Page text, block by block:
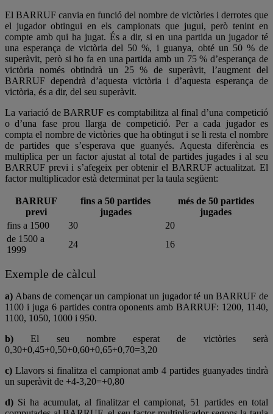
El BARRUF canvia en funció del nombre de victòries i derrotes que
el jugador obtingui en els campionats que jugui, però tenint en
compte amb qui ha jugat. És a dir, si en una partida un jugador té
una esperança de victòria del 50 %, i guanya, obté un 50 % de
superàvit, però si ho fa en una partida amb un 75 % d’esperança de
victòria només obtindrà un 25 % de superàvit, l’augment del
BARRUF dependrà d’aquesta victòria i d’aquesta esperança de
victòria, és a dir, del seu superàvit.
La variació de BARRUF es comptabilitza al final d’una competició
o d’una fase prou llarga de competició. Per a cada jugador es
compta el nombre de victòries que ha obtingut i se li resta el nombre
de partides que s’esperava que guanyés. Aquesta diferència es
multiplica per un factor ajustat al total de partides jugades i al seu
BARRUF previ i s’afegeix per obtenir el BARRUF actualitzat. El
factor multiplicador està determinat per la taula següent:
BARRUF
previ
fins a 50 partides
jugades
més de 50 partides
jugades
fins a 1500
30
20
de 1500 a
1999
24 16
Exemple de càlcul
a) Abans de començar un campionat un jugador té un BARRUF de
1100 i juga 6 partides contra oponents amb BARRUF: 1200, 1140,
1100, 1050, 1000 i 950.
b) El seu nombre esperat de victòries serà
0,30+0,45+0,50+0,60+0,65+0,70=3,20
c) Llavors si finalitza el campionat amb 4 partides guanyades tindrà
un superàvit de +4-3,20=+0,80
d) Si ha acumulat, al finalitzar el campionat, 51 partides en total